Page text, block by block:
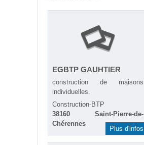
EGBTP GAUHTIER
construction de maisons
individuelles.
Construction-BTP
38160 Saint-Pierre-de-
Chérennes
Plus d'infos